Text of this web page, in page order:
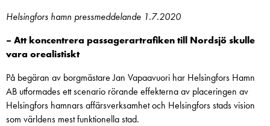
Helsingfors hamn pressmeddelande 1.7.2020
– Att koncentrera passagerartrafiken till Nordsjö skulle
vara orealistiskt
På begäran av borgmästare Jan Vapaavuori har Helsingfors Hamn
AB utformades ett scenario rörande effekterna av placeringen av
Helsingfors hamnars affärsverksamhet och Helsingfors stads vision
som världens mest funktionella stad.